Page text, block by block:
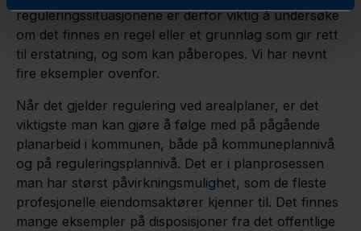
reguleringssituasjonene er derfor viktig å undersøke
om det finnes en regel eller et grunnlag som gir rett
til erstatning, og som kan påberopes. Vi har nevnt
fire eksempler ovenfor.
Når det gjelder regulering ved arealplaner, er det
viktigste man kan gjøre å følge med på pågående
planarbeid i kommunen, både på kommuneplannivå
og på reguleringsplannivå. Det er i planprosessen
man har størst påvirkningsmulighet, som de fleste
profesjonelle eiendomsaktører kjenner til. Det finnes
mange eksempler på disposisjoner fra det offentlige